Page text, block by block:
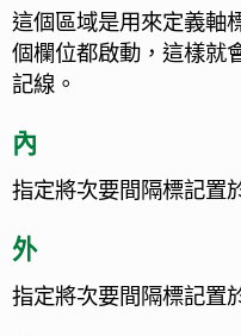
這個區域是用來定義軸
個欄位都啟動，這樣就
記線。
內
指定將次要間隔標記置
外
指定將次要間隔標記置